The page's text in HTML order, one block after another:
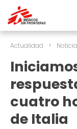
Actualidad >
cuatro
de Italia